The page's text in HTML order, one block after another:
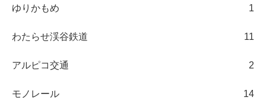
ゆりかもめ 1
わたらせ渓谷鉄道 11
アルピコ交通 2
モノレール 14